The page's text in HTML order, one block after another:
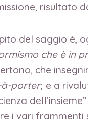
risultato
del saggio è,
che è in
che
porter; e a
i vari frammenti